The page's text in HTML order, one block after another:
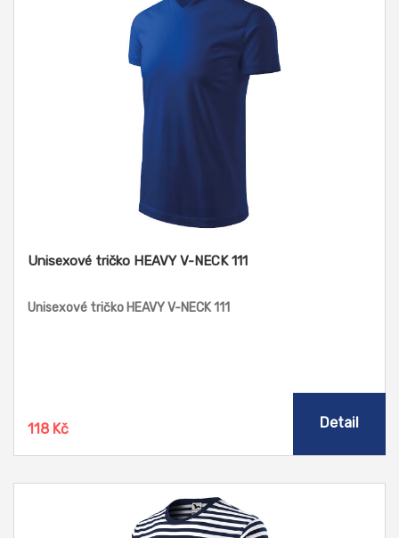
Unisexové tričko HEAVY V-NECK 111
Unisexové tričko HEAVY V-NECK 111
118 Kč Detail